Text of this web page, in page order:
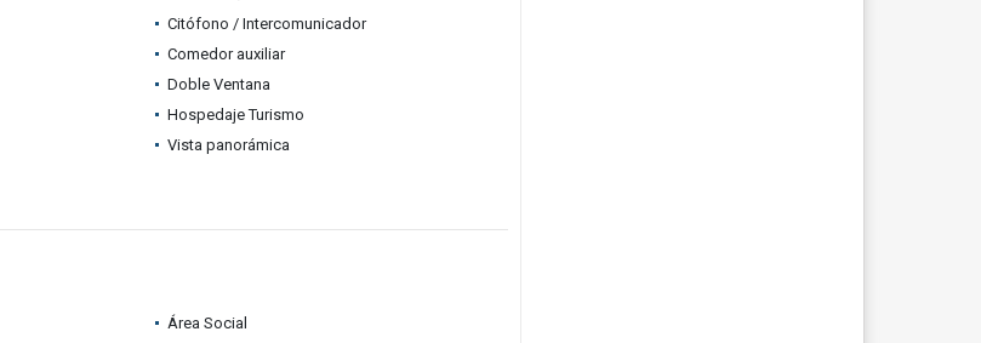
Citófono / Intercomunicador
Comedor auxiliar
Doble Ventana
Hospedaje Turismo
Vista panorámica
Área Social